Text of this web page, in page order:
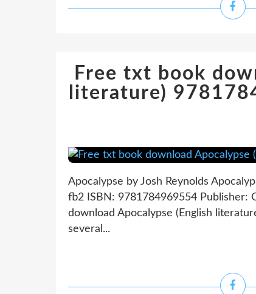
Free txt book
literature)
Apocalypse by Josh Reynolds
fb2 ISBN: 9781784969554 Publisher:
download Apocalypse (English
several...